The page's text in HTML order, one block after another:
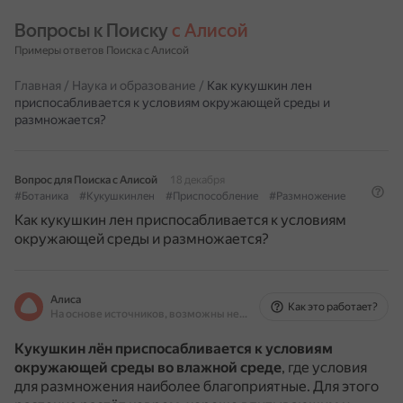
Вопросы к Поиску с Алисой
Примеры ответов Поиска с Алисой
Главная / Наука и образование / Как кукушкин лен
приспосабливается к условиям окружающей среды и
размножается?
Вопрос для Поиска с Алисой
18 декабря
#Ботаника
#Кукушкинлен #Приспособление #Размножение
Как кукушкин лен приспосабливается к условиям
окружающей среды и размножается?
Алиса
На основе источников, возможны неточности
Как это работает?
Кукушкин лён приспосабливается к условиям
окружающей среды во влажной среде, где условия
для размножения наиболее благоприятные. Для этого